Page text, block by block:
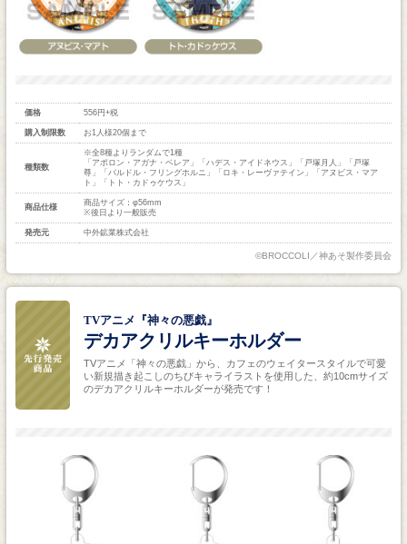
価格 556円+税
購入制限数 お1人様20個まで
種類数
※全8種よりランダムで1種
「アポロン・アガナ・ベレア」「ハデス・アイドネウス」「戸塚月人」「戸塚
尊」「バルドル・フリングホルニ」「ロキ・レーヴァテイン」「アヌビス・マア
ト」「トト・カドゥケウス」
商品仕様
商品サイズ：φ56mm
※後日より一般販売
発売元 中外鉱業株式会社
©BROCCOLI／神あそ製作委員会
TVアニメ『神々の悪戯』
デカアクリルキーホルダー
TVアニメ「神々の悪戯」から、カフェのウェイタースタイルで可愛
い新規描き起こしのちびキャライラストを使用した、約10cmサイズ
のデカアクリルキーホルダーが発売です！